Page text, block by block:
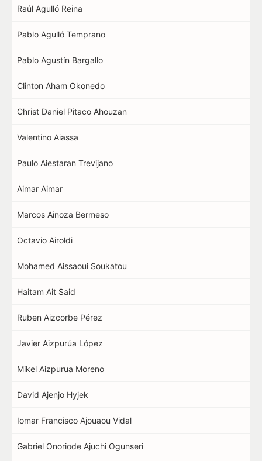
Raúl Agulló Reina
Pablo Agulló Temprano
Pablo Agustín Bargallo
Clinton Aham Okonedo
Christ Daniel Pitaco Ahouzan
Valentino Aiassa
Paulo Aiestaran Trevijano
Aimar Aimar
Marcos Ainoza Bermeso
Octavio Airoldi
Mohamed Aissaoui Soukatou
Haitam Ait Said
Ruben Aizcorbe Pérez
Javier Aizpurúa López
Mikel Aizpurua Moreno
David Ajenjo Hyjek
Iomar Francisco Ajouaou Vidal
Gabriel Onoriode Ajuchi Ogunseri